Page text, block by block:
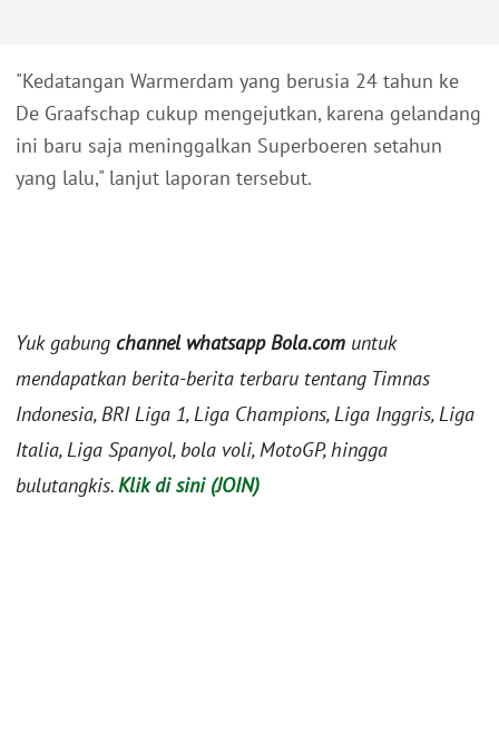
"Kedatangan Warmerdam yang berusia 24 tahun ke
De Graafschap cukup mengejutkan, karena gelandang
ini baru saja meninggalkan Superboeren setahun
yang lalu," lanjut laporan tersebut.
Yuk gabung channel whatsapp Bola.com untuk
mendapatkan berita-berita terbaru tentang Timnas
Indonesia, BRI Liga 1, Liga Champions, Liga Inggris, Liga
Italia, Liga Spanyol, bola voli, MotoGP, hingga
bulutangkis.Klik di sini (JOIN)